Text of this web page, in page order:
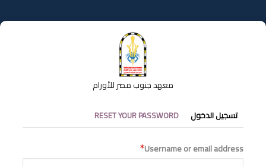
إلى
المحتوى
معهد جنوب مصر للأورام
التبويبات
الأساسية
تسجيل الدخول RESET YOUR PASSWORD
Username or email address